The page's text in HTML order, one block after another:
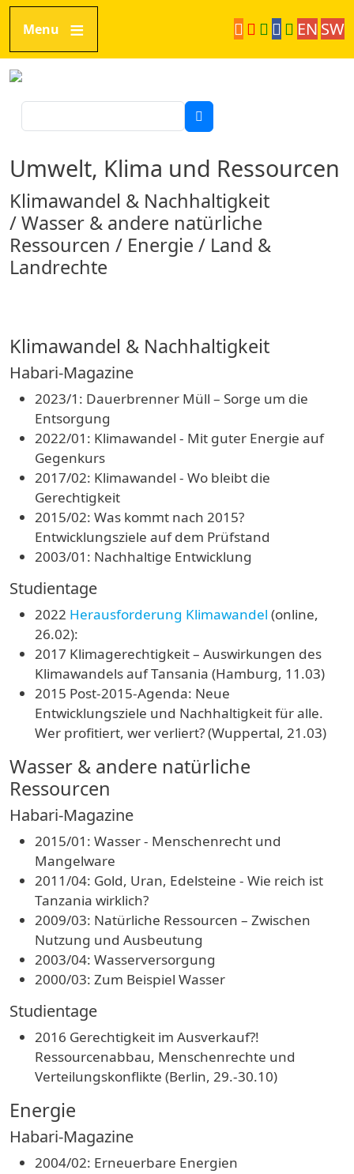
Direkt zum Inhalt
Menu
EN SW
Umwelt, Klima und Ressourcen
Klimawandel & Nachhaltigkeit
/ Wasser & andere natürliche
Ressourcen / Energie / Land &
Landrechte
Klimawandel & Nachhaltigkeit
Habari-Magazine
2023/1: Dauerbrenner Müll – Sorge um die
Entsorgung
2022/01: Klimawandel - Mit guter Energie auf
Gegenkurs
2017/02: Klimawandel - Wo bleibt die
Gerechtigkeit
2015/02: Was kommt nach 2015?
Entwicklungsziele auf dem Prüfstand
2003/01: Nachhaltige Entwicklung
Studientage
2022 Herausforderung Klimawandel (online,
26.02):
2017 Klimagerechtigkeit – Auswirkungen des
Klimawandels auf Tansania (Hamburg, 11.03)
2015 Post-2015-Agenda: Neue
Entwicklungsziele und Nachhaltigkeit für alle.
Wer profitiert, wer verliert? (Wuppertal, 21.03)
Wasser & andere natürliche
Ressourcen
Habari-Magazine
2015/01: Wasser - Menschenrecht und
Mangelware
2011/04: Gold, Uran, Edelsteine - Wie reich ist
Tanzania wirklich?
2009/03: Natürliche Ressourcen – Zwischen
Nutzung und Ausbeutung
2003/04: Wasserversorgung
2000/03: Zum Beispiel Wasser
Studientage
2016 Gerechtigkeit im Ausverkauf?!
Ressourcenabbau, Menschenrechte und
Verteilungskonflikte (Berlin, 29.-30.10)
Energie
Habari-Magazine
2004/02: Erneuerbare Energien